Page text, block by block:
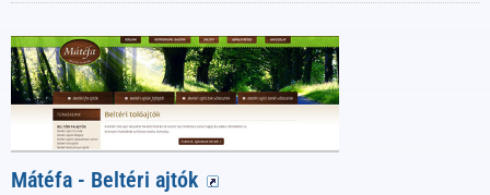
Mátéfa - Beltéri ajtók